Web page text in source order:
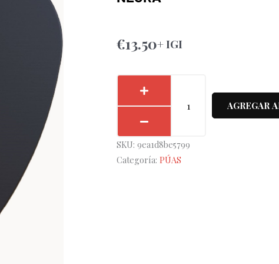
€13.50+ IGI
Openhagen
AGREGAR
SKU: 9ea1d8be5799
Categoría: PÚAS